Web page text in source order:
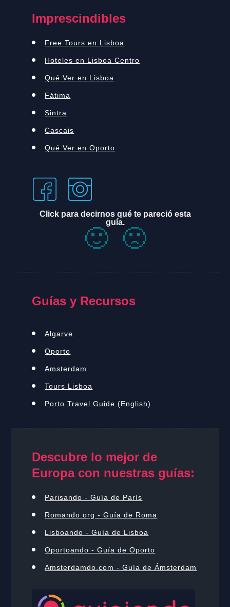
Imprescindibles
Free Tours en Lisboa
Hoteles en Lisboa Centro
Qué Ver en Lisboa
Fátima
Sintra
Cascais
Qué Ver en Oporto
Click para decirnos qué te pareció esta
guía.
🙂 🙁
Guías y Recursos
Algarve
Oporto
Amsterdam
Tours Lisboa
Porto Travel Guide (English)
Descubre lo mejor de
Europa con nuestras guías:
Parisando - Guía de París
Romando.org - Guía de Roma
Lisboando - Guía de Lisboa
Oportoando - Guía de Oporto
Amsterdamdo.com - Guía de Ámsterdam